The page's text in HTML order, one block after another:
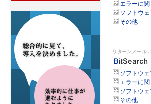
エラーに関
ソフトウ
その他
リターンメール
ソフトウ
エラーに関
ソフトウ
その他